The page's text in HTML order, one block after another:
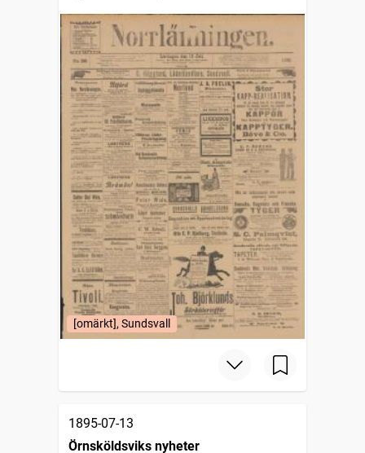
[omärkt], Sundsvall
1895-07-13
Örnsköldsviks nyheter